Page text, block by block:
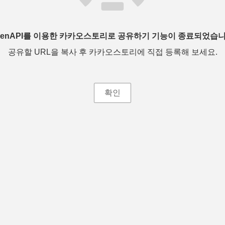
를 이용한 카카오스토리로 공유하기 기능이 종료되었습
공유할 URL을 복사 후 카카오스토리에 직접 등록해 보세요.
확인